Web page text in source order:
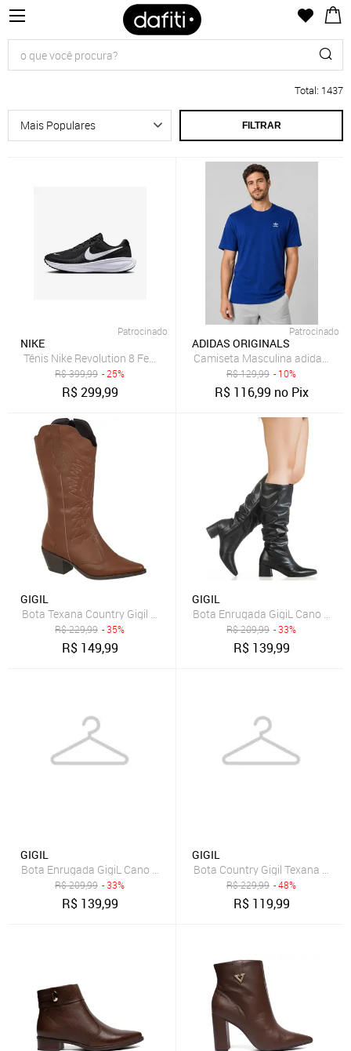
Total: 1437
FILTRAR
Patrocinado
NIKE
Tênis Nike Revolution 8 Feminino
R$399,99 - 25%
R$299,99
Patrocinado
ADIDAS ORIGINALS
Camiseta Masculina adidas
R$129,99 - 10%
R$ 116,99 no Pix
GIGIL
Bota Texana Country Gigil Western Cano Médio Bordada Caramelo
R$229,99 - 35%
R$ 149,99
GIGIL
Bota Enrugada GigiL Cano
R$209,99 - 33%
R$ 139,99
GIGIL
Bota Enrugada GigiL Cano Longo Slouch Bico Fino Terra
R$209,99 - 33%
R$ 139,99
GIGIL
Bota Country Gigil Texana
R$229,99 - 48%
R$ 119,99